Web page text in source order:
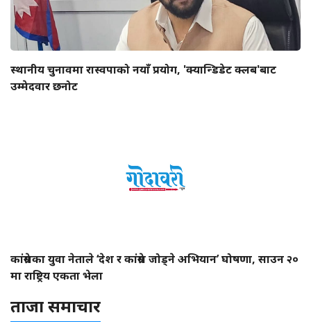
स्थानीय चुनावमा रास्वपाको नयाँ प्रयोग, 'क्यान्डिडेट क्लब'बाट
उम्मेदवार छनोट
कांग्रेसका युवा नेताले ‘देश र कांग्रेस जोड्ने अभियान’ घोषणा, साउन २०
मा राष्ट्रिय एकता भेला
ताजा समाचार